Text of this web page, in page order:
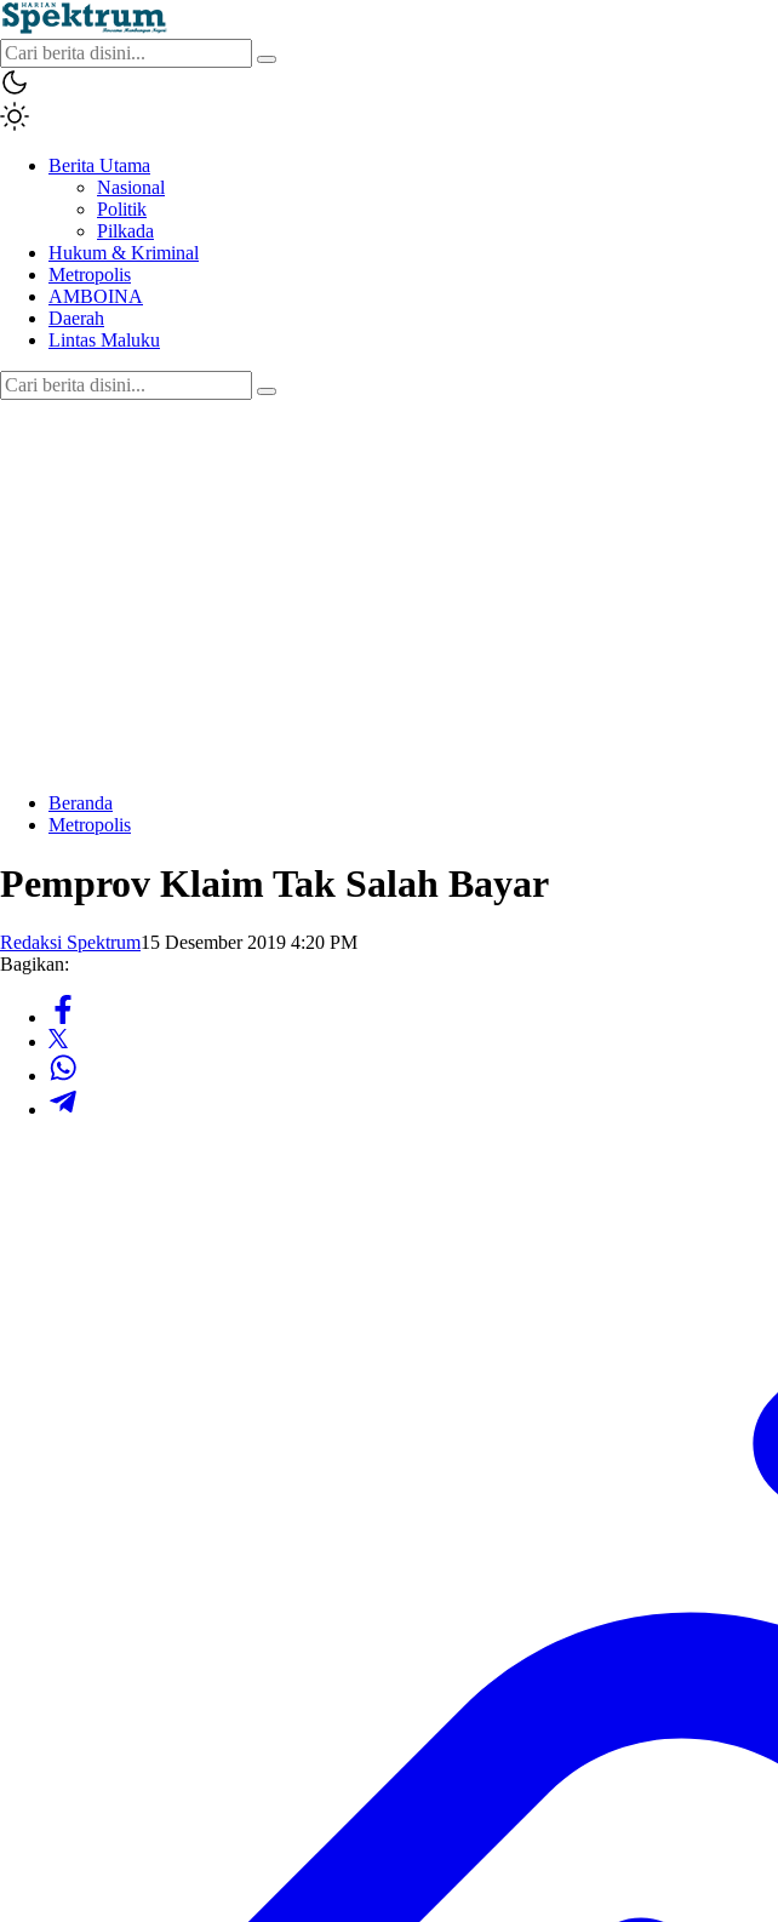
spektrumonline.com
Berita Utama
Nasional
Politik
Pilkada
Hukum & Kriminal
Metropolis
AMBOINA
Daerah
Lintas Maluku
Beranda
Metropolis
Pemprov Klaim Tak Salah Bayar
Redaksi Spektrum15 Desember 2019 4:20 PM
Bagikan: